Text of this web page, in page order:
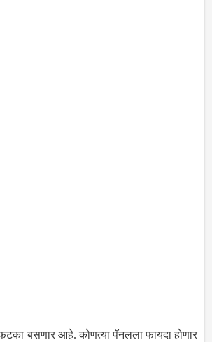
बसणार आहे. कोणत्या पॅनलला फायदा होणार